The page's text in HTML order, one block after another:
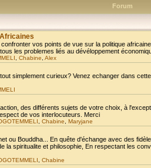
Forum
vos points de vue sur la politique
les problemes liés au dévéloppement
Chabine Alex
simplement curieux? Venez echanger dans
des différents sujets de votre choix, à
de vos interlocuteurs. Merci
Chabine Maryjane
ou Bouddha... En quête d'échange avec des
la spiritualite et philosophie, En respectant les
Chabine